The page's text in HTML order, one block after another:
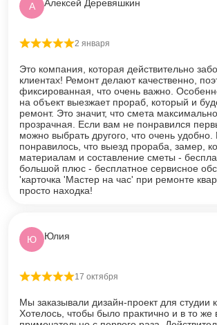
А Алексей Деревяшкин
Оценка5из 5
2 января
Это компания, которая действительно
клиентах! Ремонт делают качественно,
фиксированная, что очень важно.
на объект выезжает прораб, который и
ремонт. Это значит, что смета
прозрачная. Если вам не понравился
можно выбрать другого, что очень
понравилось, что выезд прораба, замер,
материалам и составление сметы -
большой плюс - бесплатное сервисное
'карточка 'Мастер на час' при ремонте
просто находка!
Ю Юлия
Оценка 5из 5
17 октября
Мы заказывали дизайн-проект для студии
Хотелось, чтобы было практично и в то же